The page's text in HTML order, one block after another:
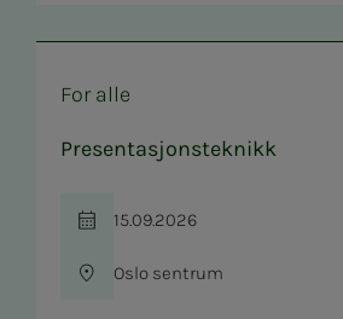
For alle
Presentasjonsteknikk
Tid
15.09.2026
Sted
Oslo sentrum